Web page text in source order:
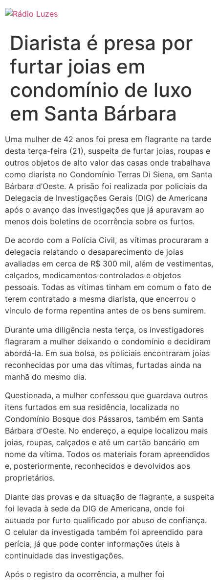
para
conteúdo
Diarista é presa por
furtar joias em
condomínio de luxo
em Santa Bárbara
Uma mulher de 42 anos foi presa em flagrante na tarde
desta terça-feira (21), suspeita de furtar joias, roupas e
outros objetos de alto valor das casas onde trabalhava
como diarista no Condomínio Terras Di Siena, em Santa
Bárbara d’Oeste. A prisão foi realizada por policiais da
Delegacia de Investigações Gerais (DIG) de Americana
após o avanço das investigações que já apuravam ao
menos dois boletins de ocorrência sobre os furtos.
De acordo com a Polícia Civil, as vítimas procuraram a
delegacia relatando o desaparecimento de joias
avaliadas em cerca de R$ 300 mil, além de vestimentas,
calçados, medicamentos controlados e objetos
pessoais. Todas as vítimas tinham em comum o fato de
terem contratado a mesma diarista, que encerrou o
vínculo de forma repentina antes de os bens sumirem.
Durante uma diligência nesta terça, os investigadores
flagraram a mulher deixando o condomínio e decidiram
abordá-la. Em sua bolsa, os policiais encontraram joias
reconhecidas por uma das vítimas, furtadas ainda na
manhã do mesmo dia.
Questionada, a mulher confessou que guardava outros
itens furtados em sua residência, localizada no
Condomínio Bosque dos Pássaros, também em Santa
Bárbara d’Oeste. No endereço, a equipe localizou mais
joias, roupas, calçados e até um cartão bancário em
nome da vítima. Todos os materiais foram apreendidos
e, posteriormente, reconhecidos e devolvidos aos
proprietários.
Diante das provas e da situação de flagrante, a suspeita
foi levada à sede da DIG de Americana, onde foi
autuada por furto qualificado por abuso de confiança.
O celular da investigada também foi apreendido para
perícia, já que pode conter informações úteis à
continuidade das investigações.
Após o registro da ocorrência, a mulher foi